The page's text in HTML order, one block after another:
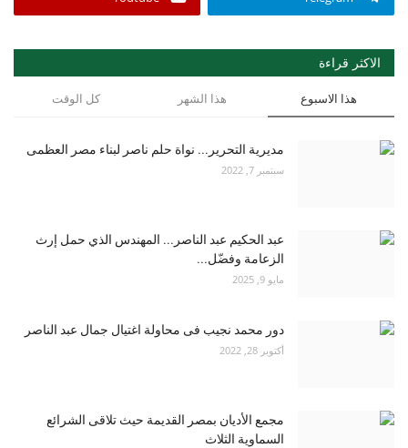
الاكثر قراءة
هذا الاسبوع هذا الشهر كل الوقت
مديرية التحرير... نواة حلم ناصر لبناء مصر العظمى
سبتمبر 7, 2022
عبد الحكيم عبد الناصر... المهندس الذي حمل إرث
الزعامة وفضّل...
مايو 9, 2025
دور محمد نجيب فى محاولة اغتيال جمال عبد الناصر
أكتوبر 28, 2022
مجمع الأديان بمصر القديمة حيث تلاقى الشرائع
السماوية الثلاث